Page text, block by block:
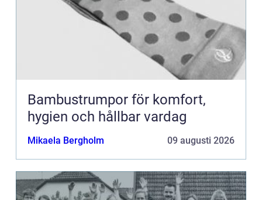
Bambustrumpor för komfort,
hygien och hållbar vardag
Mikaela Bergholm 09 augusti 2026